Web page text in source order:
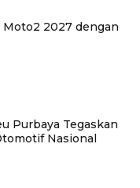
2027 dengan
Purbaya Tegaskan
Nasional